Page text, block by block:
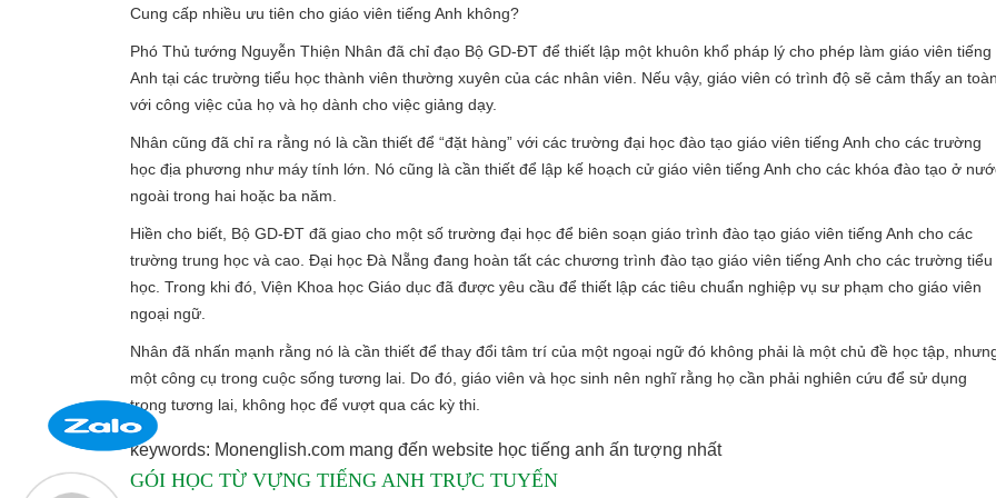
Cung cấp nhiều ưu tiên cho giáo viên tiếng Anh không?
Phó Thủ tướng Nguyễn Thiện Nhân đã chỉ đạo Bộ GD-ĐT để thiết lập một khuôn khổ pháp lý cho phép làm giáo viên tiếng
Anh tại các trường tiểu học thành viên thường xuyên của các nhân viên. Nếu vậy, giáo viên có trình độ sẽ cảm thấy an toàn
với công việc của họ và họ dành cho việc giảng dạy.
Nhân cũng đã chỉ ra rằng nó là cần thiết để “đặt hàng” với các trường đại học đào tạo giáo viên tiếng Anh cho các trường
học địa phương như máy tính lớn. Nó cũng là cần thiết để lập kế hoạch cử giáo viên tiếng Anh cho các khóa đào tạo ở
ngoài trong hai hoặc ba năm.
Hiền cho biết, Bộ GD-ĐT đã giao cho một số trường đại học để biên soạn giáo trình đào tạo giáo viên tiếng Anh cho các
trường trung học và cao. Đại học Đà Nẵng đang hoàn tất các chương trình đào tạo giáo viên tiếng Anh cho các trường tiểu
học. Trong khi đó, Viện Khoa học Giáo dục đã được yêu cầu để thiết lập các tiêu chuẩn nghiệp vụ sư phạm cho giáo viên
ngoại ngữ.
Nhân đã nhấn mạnh rằng nó là cần thiết để thay đổi tâm trí của một ngoại ngữ đó không phải là một chủ đề học tập,
một công cụ trong cuộc sống tương lai. Do đó, giáo viên và học sinh nên nghĩ rằng họ cần phải nghiên cứu để sử dụng
trong tương lai, không học để vượt qua các kỳ thi.
keywords: Monenglish.com mang đến website học tiếng anh ấn tượng nhất
GÓI HỌC TỪ VỰNG TIẾNG ANH TRỰC TUYẾN